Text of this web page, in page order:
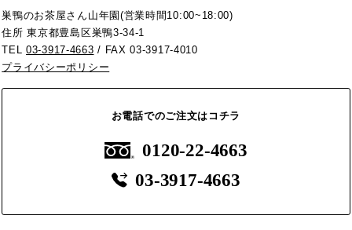
巣鴨のお茶屋さん山年園(営業時間10:00~18:00)
住所 東京都豊島区巣鴨3-34-1
TEL03-3917-4663 / FAX 03-3917-4010
プライバシーポリシー
お電話でのご注文はコチラ
0120-22-4663
03-3917-4663